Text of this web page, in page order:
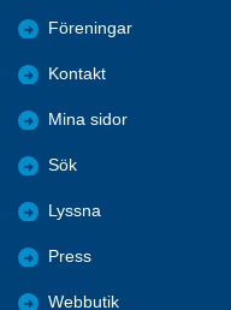
Föreningar
Kontakt
Mina sidor
Sök
Lyssna
Press
Webbutik